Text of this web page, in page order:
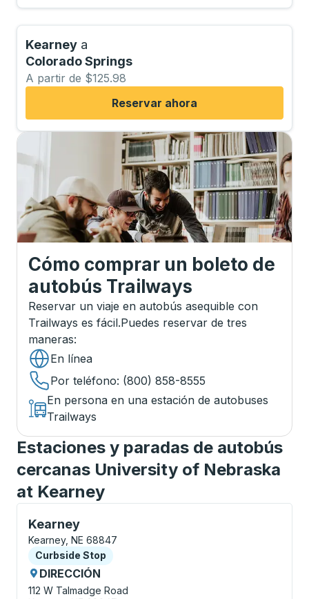
Kearney a
Colorado Springs
A partir de $125.98
Reservar ahora
Cómo comprar un boleto de
autobús Trailways
Reservar un viaje en autobús asequible con
Trailways es fácil.Puedes reservar de tres
maneras:
En línea
Por teléfono: (800) 858-8555
En persona en una estación de autobuses
Trailways
Estaciones y paradas de autobús
cercanas University of Nebraska
at Kearney
Kearney
Curbside Stop, utilice las teclas de flecha o la tecla
Kearney, NE 68847
Curbside Stop
Curbside Stop
DIRECCIÓN
112 W Talmadge Road